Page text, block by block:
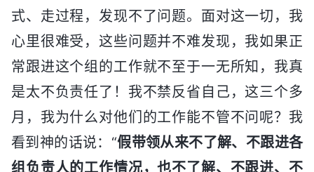
式、走过程，发现不了问题。面对这一切，我
心里很难受，这些问题并不难发现，我如果正
常跟进这个组的工作就不至于一无所知，我真
是太不负责任了！我不禁反省自己，这三个多
月，我为什么对他们的工作能不管不问呢？我
看到神的话说：“假带领从来不了解、不跟进各
组负责人的工作情况，也不了解、不跟进、不